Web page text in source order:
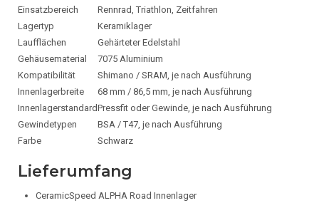
Einsatzbereich
Rennrad, Triathlon, Zeitfahren
Lagertyp
Keramiklager
Laufflächen
Gehärteter Edelstahl
Gehäusematerial
7075 Aluminium
Kompatibilität
Shimano / SRAM, je nach Ausführung
Innenlagerbreite
68 mm / 86,5 mm, je nach Ausführung
InnenlagerstandardPressfit oder Gewinde, je nach Ausführung
Gewindetypen
BSA / T47, je nach Ausführung
Farbe
Schwarz
Lieferumfang
CeramicSpeed ALPHA Road Innenlager